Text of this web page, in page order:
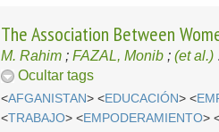
The Association Between
M. Rahim ;FAZAL, Monib ;(et al.)
Ocultar tags
<AFGANISTAN> <EDUCACIÓN> <
<TRABAJO> <EMPODERAMIENTO>